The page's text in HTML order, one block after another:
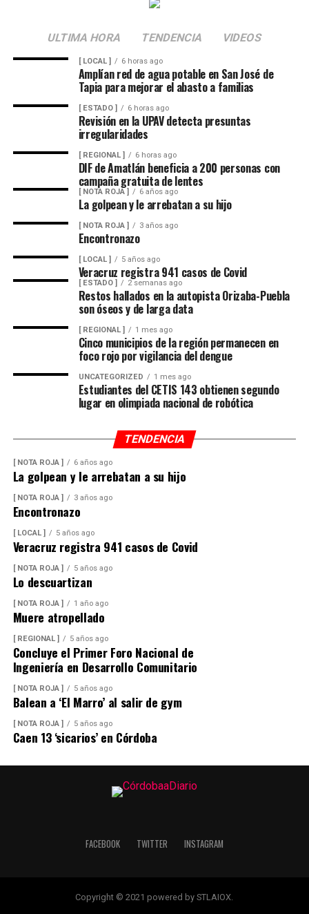
muy bien para que la educación avance”, afirmó.
La presidenta Claudia Sheinbaum anunció que su
administración presentará una iniciativa para regular el
uso de teléfonos celulares y redes sociales en las
escuelas de México. El objetivo, explicó, es generar
conciencia sobre los riesgos de la adicción digital y
promover un uso responsable de la tecnología, sin
recurrir a prohibiciones absolutas.
El líder sindical consideró que la estrategia deberá ir
acompañada de la participación de padres de familia,
docentes y autoridades educativas, a fin de que la
regulación tenga resultados positivos y contribuya a
mejorar el desempeño académico y el bienestar integral
ULTIMA HORA TENDENCIA VIDEOS
[ LOCAL ] 6 horas ago
Amplían red de agua potable en San José de
Tapia para mejorar el abasto a familias
[ ESTADO ] 6 horas ago
Revisión en la UPAV detecta presuntas
irregularidades
[ REGIONAL ] 6 horas ago
DIF de Amatlán beneficia a 200 personas con
campaña gratuita de lentes
[ NOTA ROJA ] 6 años ago
La golpean y le arrebatan a su hijo
[ NOTA ROJA ] 3 años ago
Encontronazo
[ LOCAL ] 5 años ago
Veracruz registra 941 casos de Covid
[ ESTADO ] 2 semanas ago
Restos hallados en la autopista Orizaba-Puebla
son óseos y de larga data
[ REGIONAL ] 1 mes ago
Cinco municipios de la región permanecen en
foco rojo por vigilancia del dengue
UNCATEGORIZED 1 mes ago
Estudiantes del CETIS 143 obtienen segundo
lugar en olimpiada nacional de robótica
TENDENCIA
[ NOTA ROJA ] 6 años ago
La golpean y le arrebatan a su hijo
[ NOTA ROJA ] 3 años ago
Encontronazo
[ LOCAL ] 5 años ago
Veracruz registra 941 casos de Covid
[ NOTA ROJA ] 5 años ago
Lo descuartizan
[ NOTA ROJA ] 1 año ago
Muere atropellado
[ REGIONAL ] 5 años ago
Concluye el Primer Foro Nacional de
Ingeniería en Desarrollo Comunitario
[ NOTA ROJA ] 5 años ago
Balean a ‘El Marro’ al salir de gym
[ NOTA ROJA ] 5 años ago
Caen 13 ‘sicarios’ en Córdoba
FACEBOOK TWITTER INSTAGRAM
Copyright © 2021 powered by STLAIOX.